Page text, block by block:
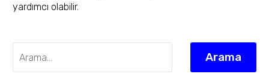
yardımcı olabilir.
Arama